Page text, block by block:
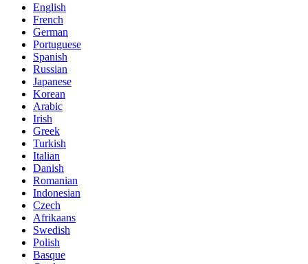
English
French
German
Portuguese
Spanish
Russian
Japanese
Korean
Arabic
Irish
Greek
Turkish
Italian
Danish
Romanian
Indonesian
Czech
Afrikaans
Swedish
Polish
Basque